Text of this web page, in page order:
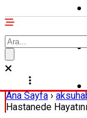
Ana Sayfa›
Hastanede